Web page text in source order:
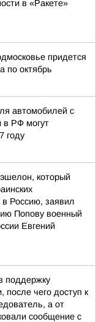
в «Ракете»
придется
по октябрь
автомобилей с
в РФ могут
году
который
Россию, заявил
Попову военный
Евгений
поддержку
чего доступ к
а от
сообщение с